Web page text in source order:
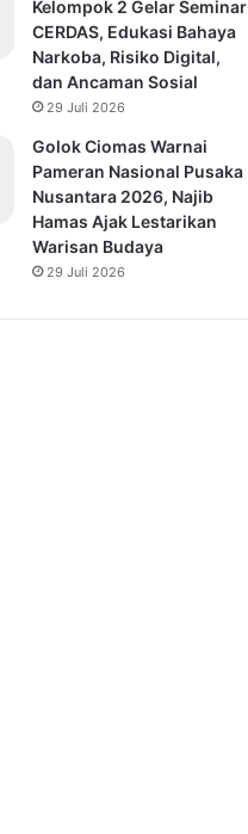
Kelompok 2 Gelar Seminar
CERDAS, Edukasi Bahaya
Narkoba, Risiko Digital,
dan Ancaman Sosial
29 Juli 2026
Golok Ciomas Warnai
Pameran Nasional Pusaka
Nusantara 2026, Najib
Hamas Ajak Lestarikan
Warisan Budaya
29 Juli 2026